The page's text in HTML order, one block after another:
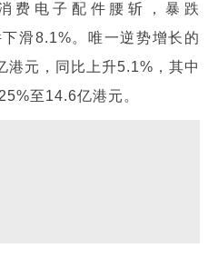
费电子配件腰斩，暴跌
滑8.1%。唯一逆势增长的
港元，同比上升5.1%，其中
至14.6亿港元。